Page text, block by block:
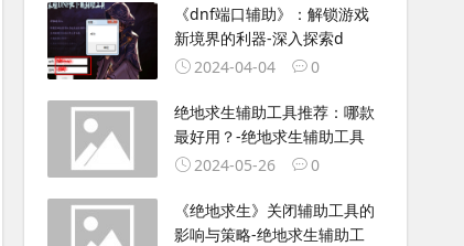
《dnf端口辅助》：解锁游戏
新境界的利器-深入探索d
2024-04-04
0
绝地求生辅助工具推荐：哪款
最好用？-绝地求生辅助工具
2024-05-26
0
《绝地求生》关闭辅助工具的
影响与策略-绝地求生辅助工